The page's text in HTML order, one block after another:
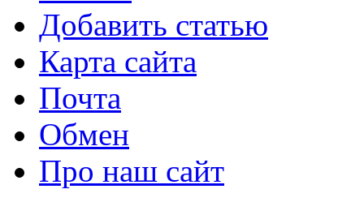
Добавить статью
Карта сайта
Почта
Обмен
Про наш сайт